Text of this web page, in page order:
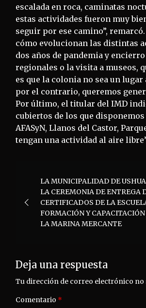
escalada en roca, caminatas
estas actividades fueron muy
seguir por ese camino”,
cómo evolucionan las distintas
dos años de pandemia y
regionales o la visita a museos,
es que la colonia no sea un
por el contrario, queremos
Por último, el titular del IMD
cubiertos de los que
AFASyN, Llanos del Castor,
tengan una actividad al aire
entradas
LA MUNICIPALIDAD DE
LA CEREMONIA DE ENTREGA
CERTIFICADOS DE LA
FORMACIÓN Y
LA MARINA MERCANTE
Deja una respuesta
Tu dirección de correo electrónico no
Comentario *